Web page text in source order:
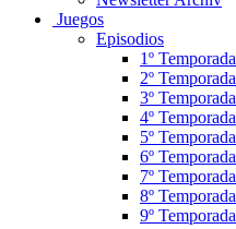
Juegos
Episodios
1º Temporada
2º Temporada
3º Temporada
4º Temporada
5º Temporada
6º Temporada
7º Temporada
8º Temporada
9º Temporada